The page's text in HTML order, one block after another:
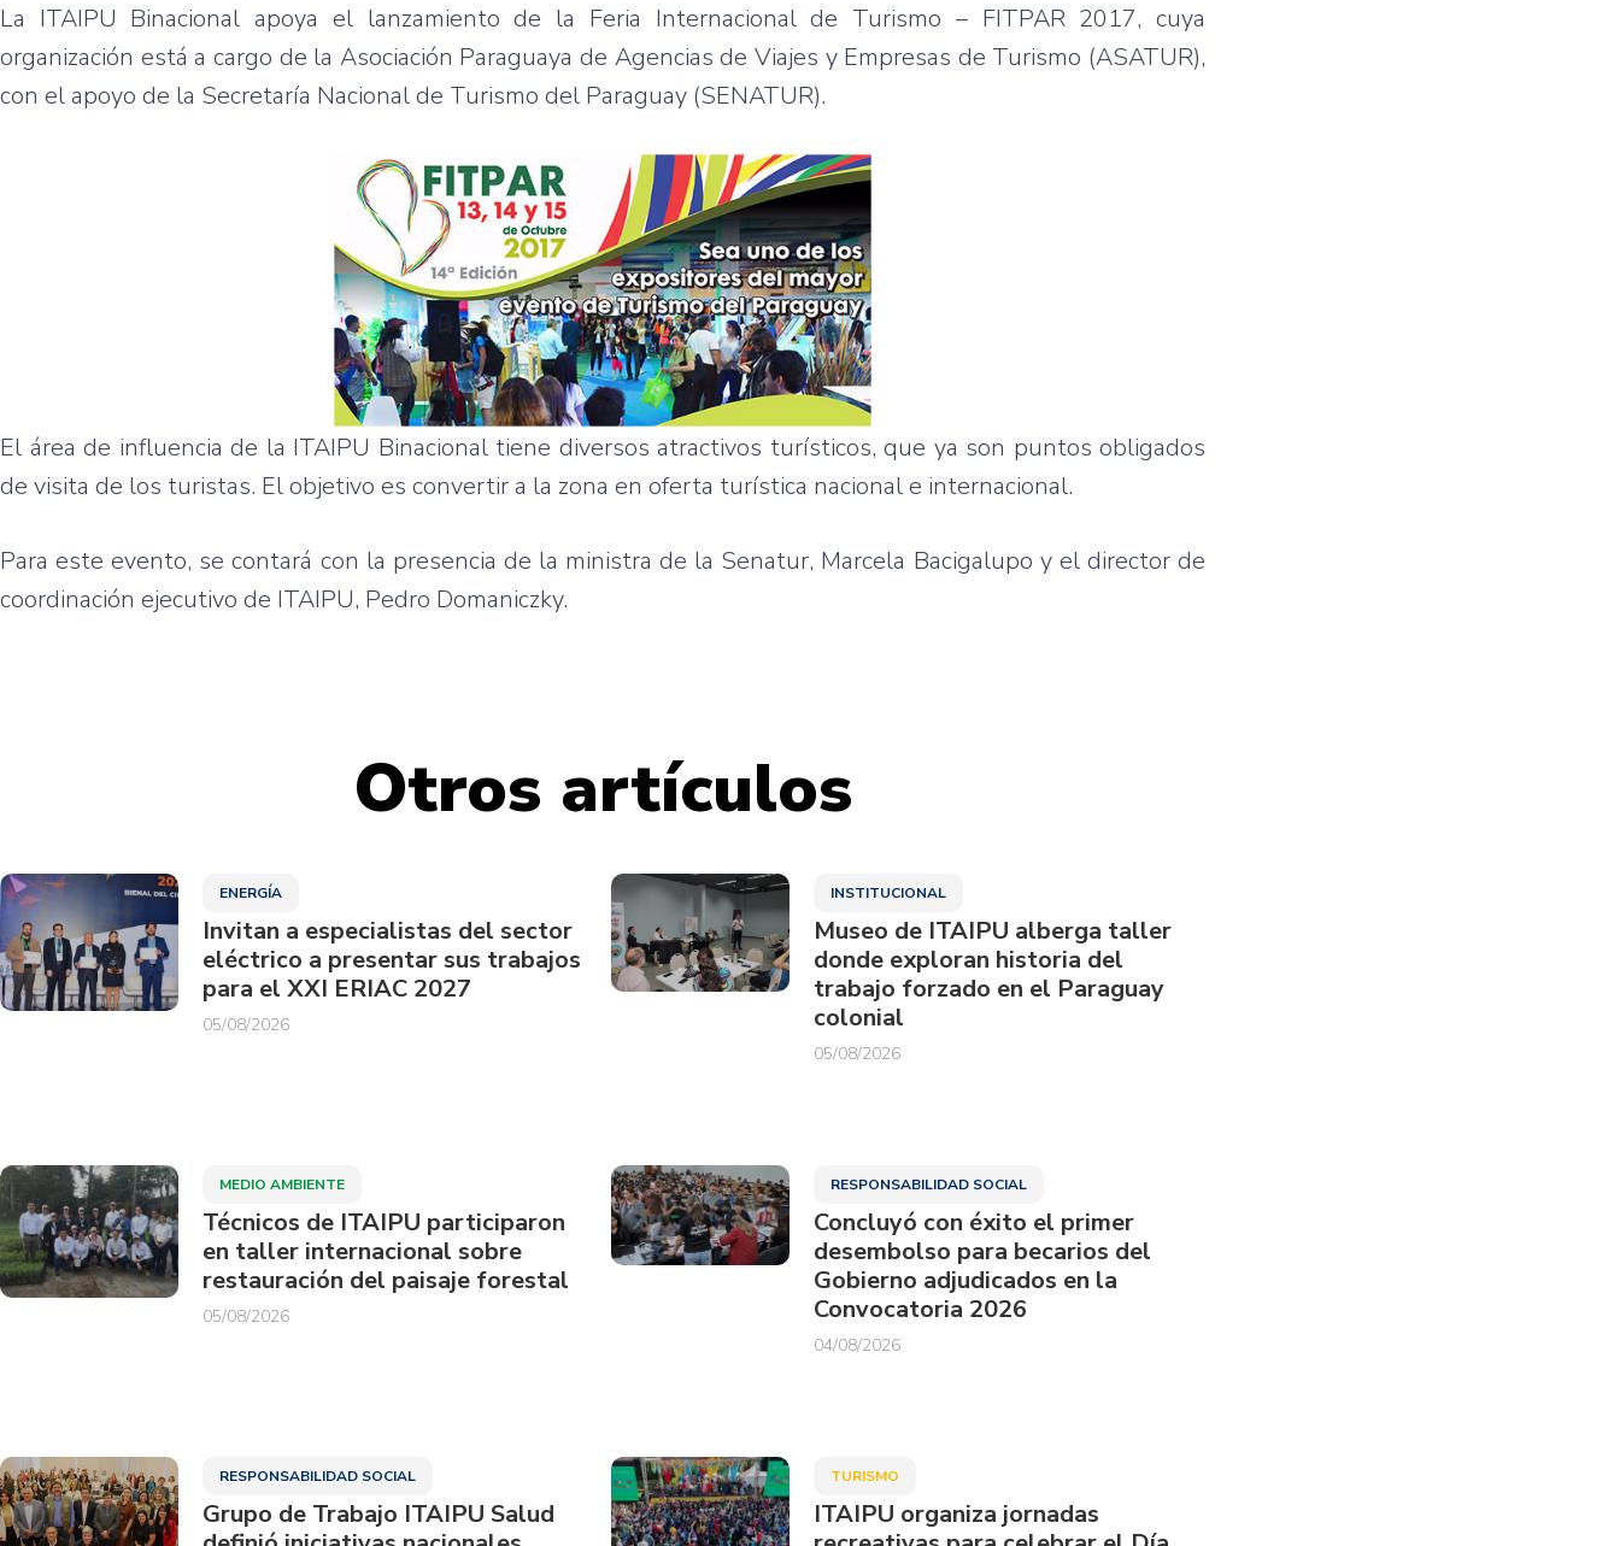
La ITAIPU Binacional apoya el lanzamiento de la Feria Internacional de Turismo – FITPAR 2017, cuya
organización está a cargo de la Asociación Paraguaya de Agencias de Viajes y Empresas de Turismo (ASATUR),
con el apoyo de la Secretaría Nacional de Turismo del Paraguay (SENATUR).
El área de influencia de la ITAIPU Binacional tiene diversos atractivos turísticos, que ya son puntos obligados
de visita de los turistas. El objetivo es convertir a la zona en oferta turística nacional e internacional.
Para este evento, se contará con la presencia de la ministra de la Senatur, Marcela Bacigalupo y el director de
coordinación ejecutivo de ITAIPU, Pedro Domaniczky.
Otros artículos
ENERGÍA
Invitan a especialistas del sector
eléctrico a presentar sus trabajos
para el XXI ERIAC 2027
05/08/2026
INSTITUCIONAL
Museo de ITAIPU alberga taller
donde exploran historia del
trabajo forzado en el Paraguay
colonial
05/08/2026
MEDIO AMBIENTE
Técnicos de ITAIPU participaron
en taller internacional sobre
restauración del paisaje forestal
05/08/2026
RESPONSABILIDAD SOCIAL
Concluyó con éxito el primer
desembolso para becarios del
Gobierno adjudicados en la
Convocatoria 2026
04/08/2026
RESPONSABILIDAD SOCIAL
Grupo de Trabajo ITAIPU Salud
TURISMO
ITAIPU organiza jornadas